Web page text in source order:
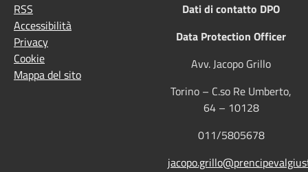
RSS
Accessibilità
Privacy
Cookie
Mappa del sito
Dati di contatto DPO
Data Protection Officer
Avv. Jacopo Grillo
Torino – C.so Re Umberto,
64 – 10128
011/5805678